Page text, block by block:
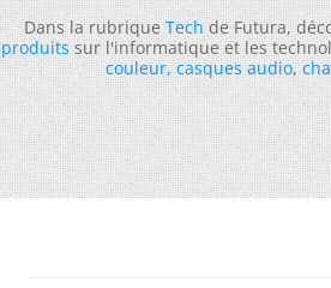
Dans la rubriqueTechde Futura,
produitssur l'informatique et les
couleur,casques audio,